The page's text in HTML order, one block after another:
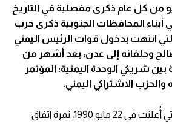
من كل عام ذكرى مفصلية في التاريخ
أبناء المحافظات الجنوبية ذكرى حرب
التي انتهت بدخول قوات الرئيس اليمني
وحلفائه إلى عدن، بعد أشهر من
شريكي الوحدة اليمنية: المؤتمر
والحزب الاشتراكي اليمني.
وكانت الوحدة اليمنية، التي أُعلنت في 22 مايو 1990، ثمرة اتفاق